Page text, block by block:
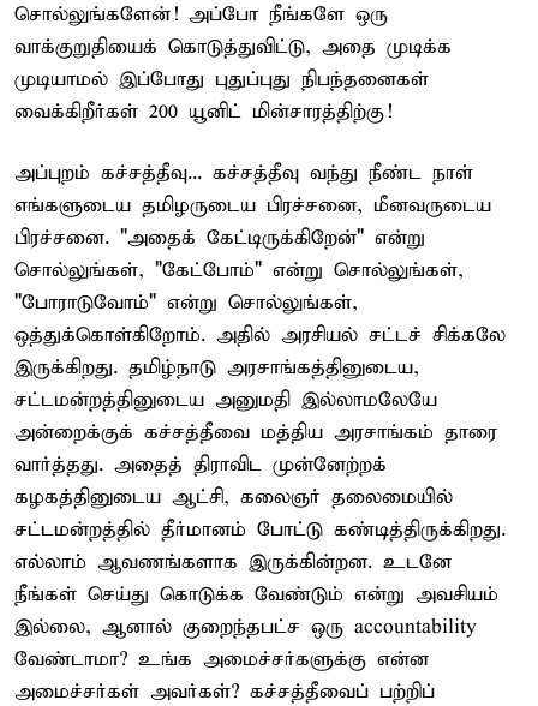
சொல்லுங்களேன்! அப்போ நீங்களே ஒரு
வாக்குறுதியைக் கொடுத்துவிட்டு, அதை முடிக்க
முடியாமல் இப்போது புதுப்புது நிபந்தனைகள்
வைக்கிறீர்கள் 200 யூனிட் மின்சாரத்திற்கு!
அப்புறம் கச்சத்தீவு... கச்சத்தீவு வந்து நீண்ட நாள்
எங்களுடைய தமிழருடைய பிரச்சனை, மீனவருடைய
பிரச்சனை. "அதைக் கேட்டிருக்கிறேன்" என்று
சொல்லுங்கள், "கேட்போம்" என்று சொல்லுங்கள்,
"போராடுவோம்" என்று சொல்லுங்கள்,
ஒத்துக்கொள்கிறோம். அதில் அரசியல் சட்டச் சிக்கலே
இருக்கிறது. தமிழ்நாடு அரசாங்கத்தினுடைய,
சட்டமன்றத்தினுடைய அனுமதி இல்லாமலேயே
அன்றைக்குக் கச்சத்தீவை மத்திய அரசாங்கம் தாரை
வார்த்தது. அதைத் திராவிட முன்னேற்றக்
கழகத்தினுடைய ஆட்சி, கலைஞர் தலைமையில்
சட்டமன்றத்தில் தீர்மானம் போட்டு கண்டித்திருக்கிறது.
எல்லாம் ஆவணங்களாக இருக்கின்றன. உடனே
நீங்கள் செய்து கொடுக்க வேண்டும் என்று அவசியம்
இல்லை, ஆனால் குறைந்தபட்ச ஒரு accountability
வேண்டாமா? உங்க அமைச்சர்களுக்கு என்ன
அமைச்சர்கள் அவர்கள்? கச்சத்தீவைப் பற்றிப்